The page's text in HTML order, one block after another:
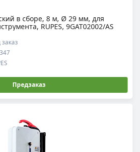
в сборе, 8 м, Ø 29 мм, для
RUPES, 9GAT02002/AS
Предзаказ